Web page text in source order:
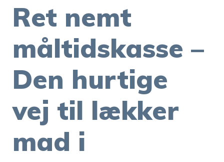
Ret nemt
måltidskasse –
Den hurtige
vej til lækker
mad i